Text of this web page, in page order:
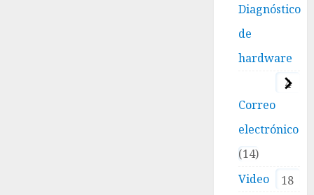
Diagnóstico
de
hardware
4
Correo
electrónico
14
Video
18